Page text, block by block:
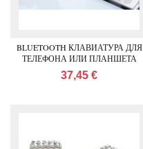
BLUETOOTH КЛАВИАТУРА ДЛЯ
ТЕЛЕФОНА ИЛИ ПЛАНШЕТА
37,45 €